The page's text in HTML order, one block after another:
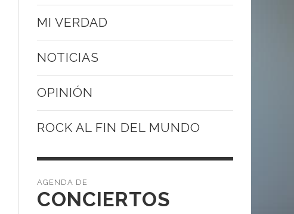
MI VERDAD
NOTICIAS
OPINIÓN
ROCK AL FIN DEL MUNDO
CONCIERTOS